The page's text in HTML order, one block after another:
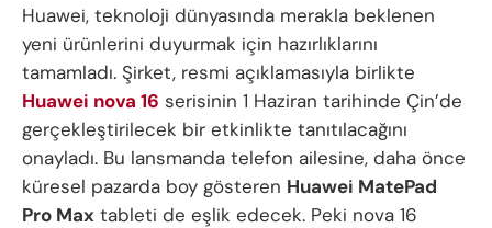
Huawei, teknoloji dünyasında merakla beklenen
yeni ürünlerini duyurmak için hazırlıklarını
tamamladı. Şirket, resmi açıklamasıyla birlikte
Huawei nova 16 serisinin 1 Haziran tarihinde Çin’de
gerçekleştirilecek bir etkinlikte tanıtılacağını
onayladı. Bu lansmanda telefon ailesine, daha önce
küresel pazarda boy gösteren Huawei MatePad
Pro Max tableti de eşlik edecek. Peki nova 16